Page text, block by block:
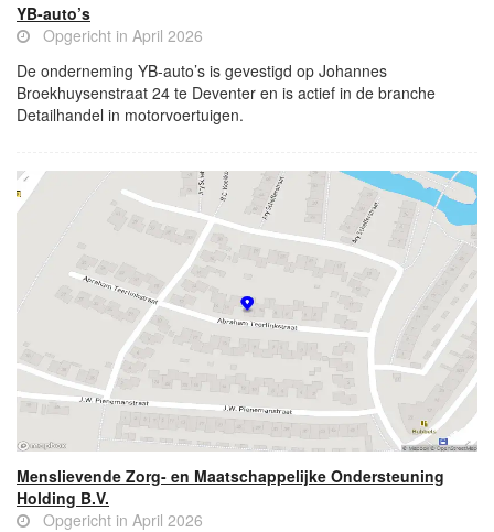
YB-auto’s
Opgericht in April 2026
De onderneming YB-auto’s is gevestigd op Johannes
Broekhuysenstraat 24 te Deventer en is actief in de branche
Detailhandel in motorvoertuigen.
Menslievende Zorg- en Maatschappelijke Ondersteuning
Holding B.V.
Opgericht in April 2026